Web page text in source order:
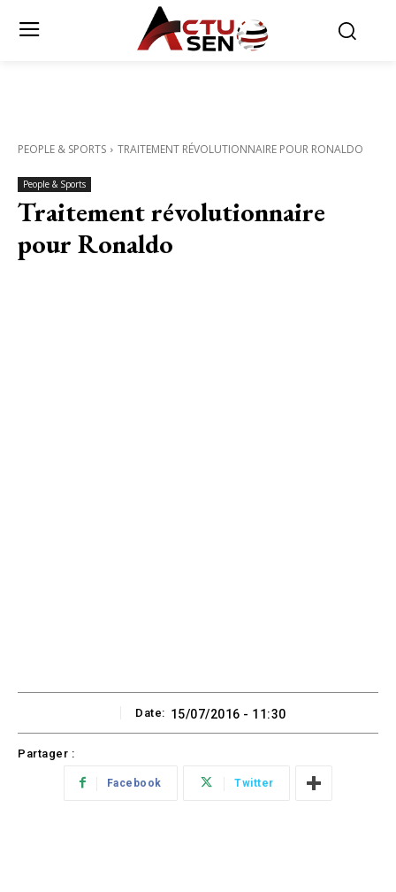
PEOPLE & SPORTS TRAITEMENT RÉVOLUTIONNAIRE POUR RONALDO
People & Sports
Traitement révolutionnaire
pour Ronaldo
Date: 15/07/2016 - 11:30
Partager :
Facebook Twitter